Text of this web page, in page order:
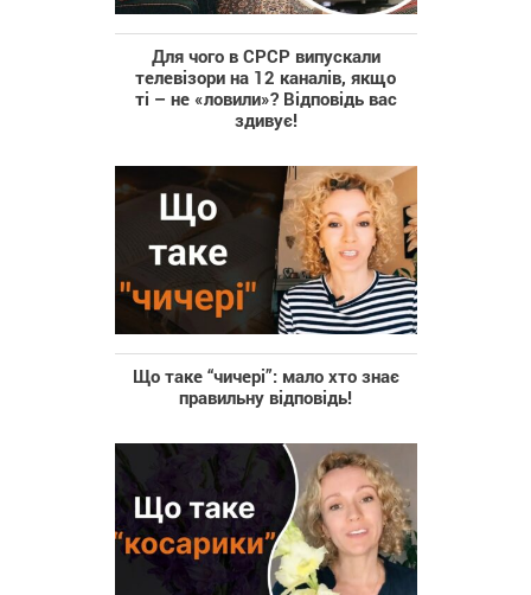
Для чого в СРСР випускали
телевізори на 12 каналів, якщо
ті – не «ловили»? Відповідь вас
здивує!
Що таке “чичері”: мало хто знає
правильну відповідь!